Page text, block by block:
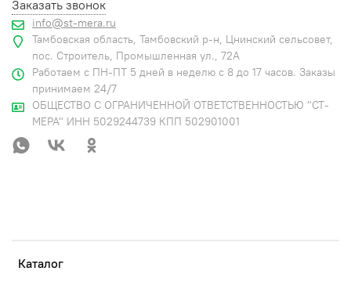
Каталог
Заказать звонок
info@st-mera.ru
Тамбовская область, Тамбовский р-н, Цнинский сельсовет,
пос. Строитель, Промышленная ул., 72А
Работаем с ПН-ПТ 5 дней в неделю с 8 до 17 часов. Заказы
принимаем 24/7
ОБЩЕСТВО С ОГРАНИЧЕННОЙ ОТВЕТСТВЕННОСТЬЮ "СТ-
МЕРА" ИНН 5029244739 КПП 502901001